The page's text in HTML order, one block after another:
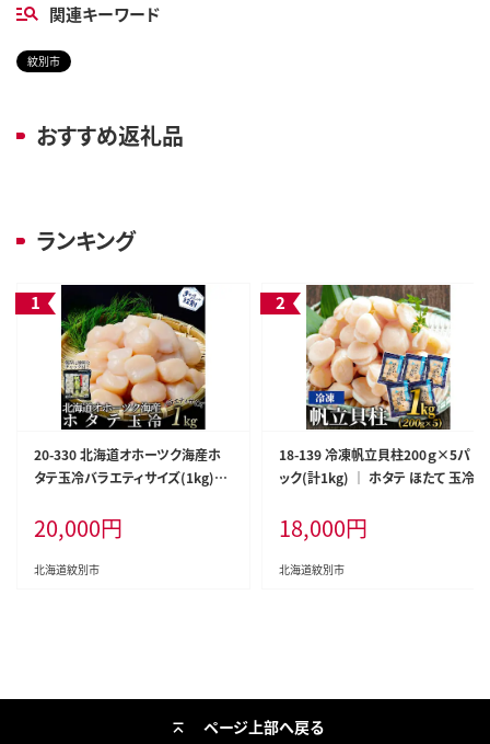
関連キーワード
紋別市
おすすめ返礼品
ランキング
20-330 北海道オホーツク海産ホ
タテ玉冷バラエティサイズ(1kg)｜
20,000円
北海道紋別市
18-139 冷凍帆立貝柱200ｇ×5パ
ック(計1kg) ｜ ホタテ ほたて 玉冷
18,000円
北海道紋別市
ページ上部へ戻る